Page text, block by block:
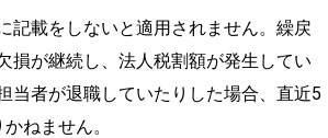
記載をしないと適用されません。繰戻
損が継続し、法人税割額が発生してい
当者が退職していたりした場合、直近5
ねません。